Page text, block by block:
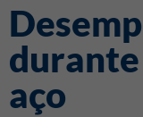
durante
aço